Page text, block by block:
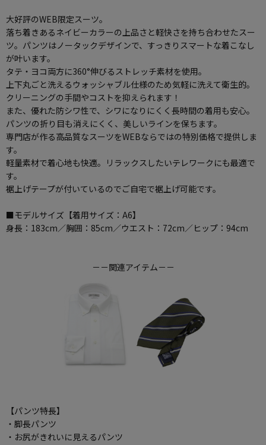
大好評のWEB限定スーツ。
落ち着きあるネイビーカラーの上品さと軽快さを持ち合わせたスー
ツ。パンツはノータックデザインで、すっきりスマートな着こなし
が叶います。
タテ・ヨコ両方に360°伸びるストレッチ素材を使用。
上下丸ごと洗えるウォッシャブル仕様のため気軽に洗えて衛生的。
クリーニングの手間やコストを抑えられます！
また、優れた防シワ性で、シワになりにくく長時間の着用も安心。
パンツの折り目も消えにくく、美しいラインを保ちます。
専門店が作る高品質なスーツをWEBならではの特別価格で提供しま
す。
軽量素材で着心地も快適。リラックスしたいテレワークにも最適で
す。
裾上げテープが付いているのでご自宅で裾上げ可能です。
■モデルサイズ【着用サイズ：A6】
身長：183cm／胸囲：85cm／ウエスト：72cm／ヒップ：94cm
－－関連アイテム－－
【パンツ特長】
・脚長パンツ
・お尻がきれいに見えるパンツ